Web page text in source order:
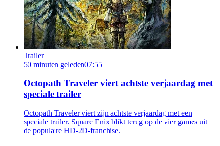
Trailer
50 minuten geleden07:55
Octopath Traveler viert achtste verjaardag met
speciale trailer
Octopath Traveler viert zijn achtste verjaardag met een
speciale trailer. Square Enix blikt terug op de vier games uit
de populaire HD-2D-franchise.